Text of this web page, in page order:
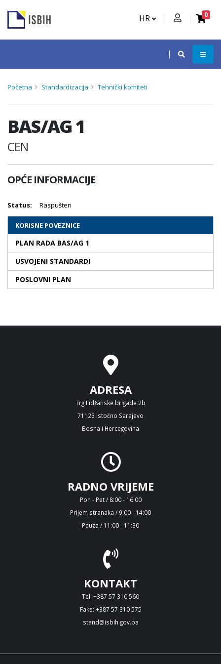
HR 0
Početna Standardizacija Tehnički komiteti
BAS/AG 1
CEN
OPĆE INFORMACIJE
Status: Raspušten
KORISNE POVEZNICE
PLAN RADA BAS/AG 1
USVOJENI STANDARDI
POSLOVNI PLAN
ADRESA
Trg Ilidžanske brigade 2b
71123 Istočno Sarajevo
Bosna i Hercegovina
RADNO VRIJEME
Pon - Pet / 8:00 - 16:00
Prijem stranaka / 9:00 - 14:00
Pauza / 11:00 - 11:30
KONTAKT
Tel: +387 57 310 560
Faks: +387 57 310 575
stand@isbih.gov.ba